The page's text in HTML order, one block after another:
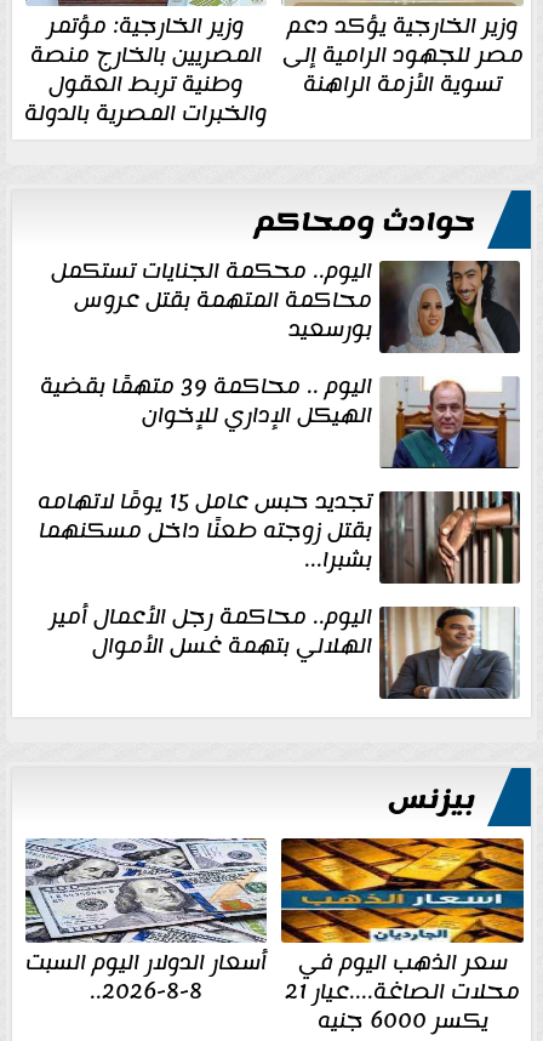
وزير الخارجية يؤكد دعم
مصر للجهود الرامية إلى
تسوية الأزمة الراهنة
وزير الخارجية: مؤتمر
المصريين بالخارج منصة
وطنية تربط العقول
والخبرات المصرية بالدولة
حوادث ومحاكم
اليوم.. محكمة الجنايات تستكمل
محاكمة المتهمة بقتل عروس
بورسعيد
اليوم .. محاكمة 39 متهمًا بقضية
الهيكل الإداري للإخوان
تجديد حبس عامل 15 يومًا لاتهامه
بقتل زوجته طعنًا داخل مسكنهما
بشبرا...
اليوم.. محاكمة رجل الأعمال أمير
الهلالي بتهمة غسل الأموال
بيزنس
سعر الذهب اليوم في
محلات الصاغة....عيار 21
يكسر 6000 جنيه
أسعار الدولار اليوم السبت
8-8-2026..